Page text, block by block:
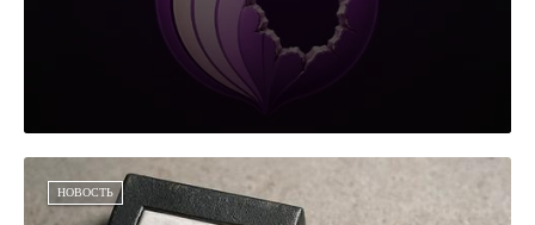
НОВОСТЬ